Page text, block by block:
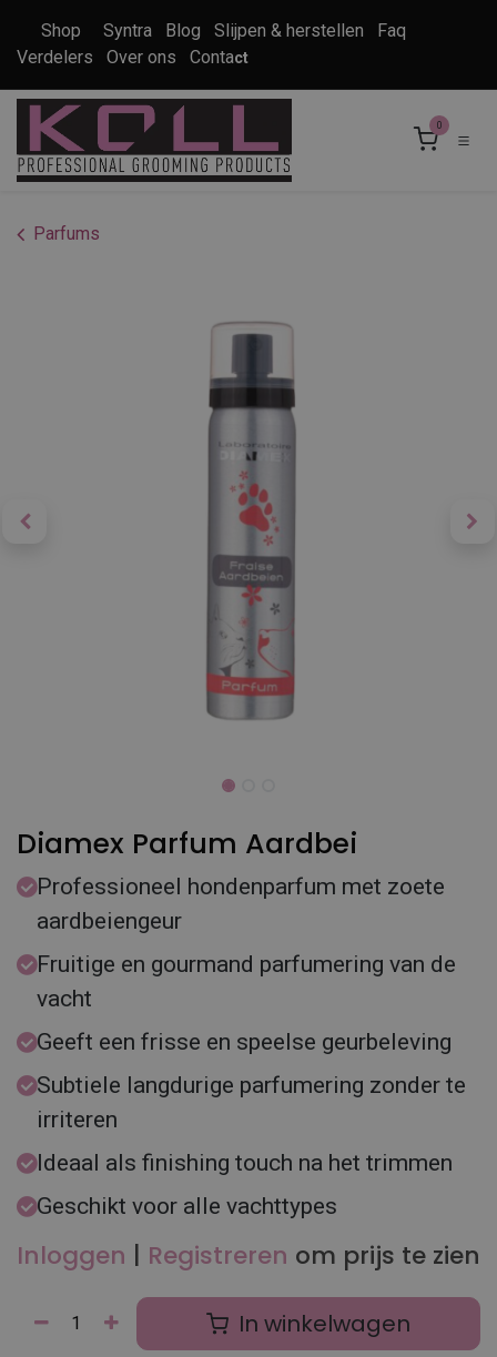
Shop Syntra Blog Slijpen & herstellen
Faq
Verdelers
Over ons Contact
0
Parfums
Diamex Parfum Aardbei
Professioneel hondenparfum met zoete
aardbeiengeur
Fruitige en gourmand parfumering van de
vacht
Geeft een frisse en speelse geurbeleving
Subtiele langdurige parfumering zonder te
irriteren
Ideaal als finishing touch na het trimmen
Geschikt voor alle vachttypes
Inloggen | Registreren om prijs te zien
In winkelwagen